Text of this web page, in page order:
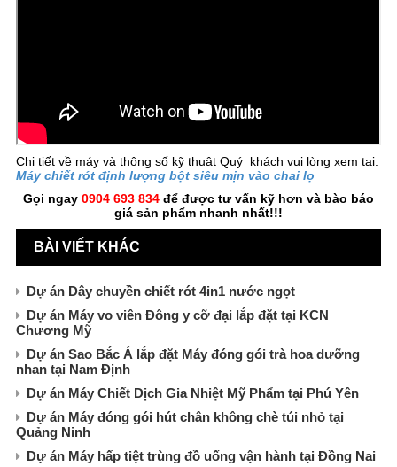
Chi tiết về máy và thông số kỹ thuật Quý khách vui lòng xem tại:
Máy chiết rót định lượng bột siêu mịn vào chai lọ
Gọi ngay 0904 693 834 để được tư vấn kỹ hơn và bào báo
giá sản phẩm nhanh nhất!!!
BÀI VIẾT KHÁC
Dự án Dây chuyền chiết rót 4in1 nước ngọt
Dự án Máy vo viên Đông y cỡ đại lắp đặt tại KCN
Chương Mỹ
Dự án Sao Bắc Á lắp đặt Máy đóng gói trà hoa dưỡng
nhan tại Nam Định
Dự án Máy Chiết Dịch Gia Nhiệt Mỹ Phẩm tại Phú Yên
Dự án Máy đóng gói hút chân không chè túi nhỏ tại
Quảng Ninh
Dự án Máy hấp tiệt trùng đồ uống vận hành tại Đồng Nai